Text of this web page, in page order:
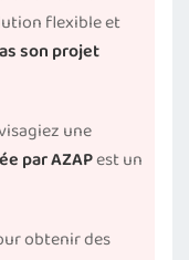
flexible et
son projet
une
par AZAPest un
obtenir des